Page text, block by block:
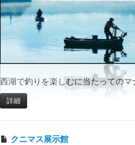
西湖で釣りを楽しむに当たっての
詳細
クニマス展示館